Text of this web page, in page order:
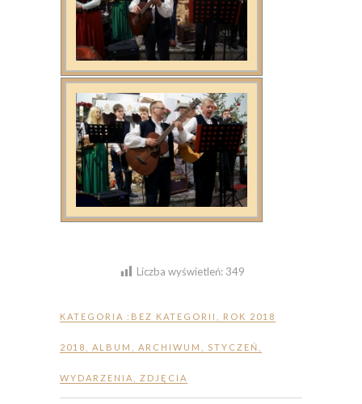
Liczba wyświetleń: 349
KATEGORIA : BEZ KATEGORII ROK 2018
2018 ALBUM ARCHIWUM STYCZEŃ
WYDARZENIA ZDJĘCIA